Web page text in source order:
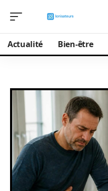
Actualité Bien-être